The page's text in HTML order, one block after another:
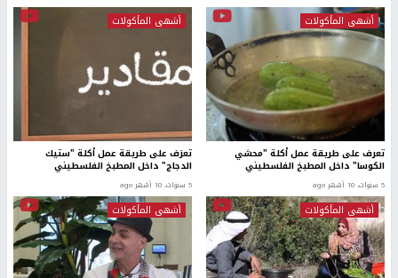
أشهى المأكولات
تعرف على طريقة عمل أكلة "محشي
الكوسا" داخل المطبخ الفلسطيني
5 سنوات، 10 أشهر ago
أشهى المأكولات
تعرَف على طريقة عمل أكلة "ستيك
الدجاج" داخل المطبخ الفلسطيني
5 سنوات، 10 أشهر ago
أشهى المأكولات أشهى المأكولات